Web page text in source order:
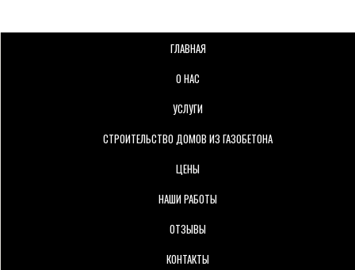
ГЛАВНАЯ
О НАС
УСЛУГИ
СТРОИТЕЛЬСТВО ДОМОВ ИЗ ГАЗОБЕТОНА
ЦЕНЫ
НАШИ РАБОТЫ
ОТЗЫВЫ
КОНТАКТЫ